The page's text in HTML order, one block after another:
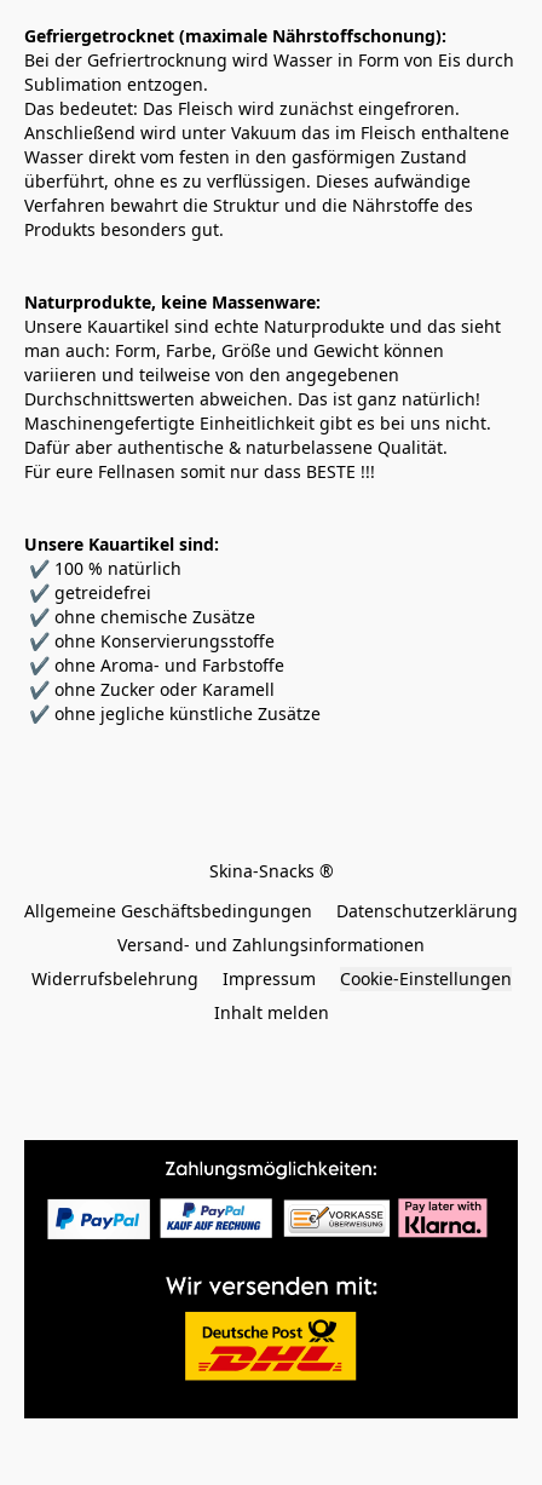
Gefriergetrocknet (maximale Nährstoffschonung):
Bei der Gefriertrocknung wird Wasser in Form von Eis durch
Sublimation entzogen.
Das bedeutet: Das Fleisch wird zunächst eingefroren.
Anschließend wird unter Vakuum das im Fleisch enthaltene
Wasser direkt vom festen in den gasförmigen Zustand
überführt, ohne es zu verflüssigen. Dieses aufwändige
Verfahren bewahrt die Struktur und die Nährstoffe des
Produkts besonders gut.
Naturprodukte, keine Massenware:
Unsere Kauartikel sind echte Naturprodukte und das sieht
man auch: Form, Farbe, Größe und Gewicht können
variieren und teilweise von den angegebenen
Durchschnittswerten abweichen. Das ist ganz natürlich!
Maschinengefertigte Einheitlichkeit gibt es bei uns nicht.
Dafür aber authentische & naturbelassene Qualität.
Für eure Fellnasen somit nur dass BESTE !!!
Unsere Kauartikel sind:
✔ 100 % natürlich
✔ getreidefrei
✔ ohne chemische Zusätze
✔ ohne Konservierungsstoffe
✔ ohne Aroma- und Farbstoffe
✔ ohne Zucker oder Karamell
✔ ohne jegliche künstliche Zusätze
Allgemeine Geschäftsbedingungen
Datenschutzerklärung
Versand- und Zahlungsinformationen
Widerrufsbelehrung
Impressum
Cookie-Einstellungen
Inhalt melden